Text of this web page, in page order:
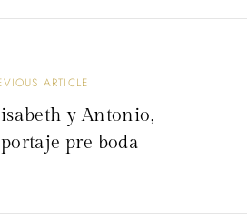
ARTICLE
y Antonio,
pre boda